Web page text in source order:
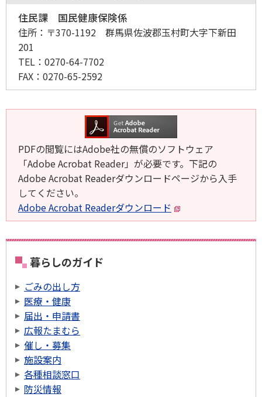
住民課 国民健康保険係
住所： 〒370-1192 群馬県佐波郡玉村町大字下新田
201
TEL： 0270-64-7702
FAX： 0270-65-2592
PDFの閲覧にはAdobe社の無償のソフトウェア
「Adobe Acrobat Reader」が必要です。下記の
Adobe Acrobat Readerダウンロードページから入手
してください。
Adobe Acrobat Readerダウンロード
暮らしのガイド
ごみの出し方
医療・健康
届出・申請書
広報たまむら
催し・募集
施設案内
各種相談窓口
防災情報